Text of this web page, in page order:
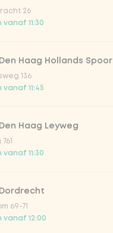
zero zero 33cl
mango
26
11:30
Haag Hollands Spoor
136
11:45
Haag Leyweg
11:30
69-71
vanaf 12:00